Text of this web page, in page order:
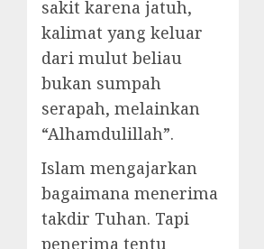
sakit karena jatuh,
kalimat yang keluar
dari mulut beliau
bukan sumpah
serapah, melainkan
“Alhamdulillah”.
Islam mengajarkan
bagaimana menerima
takdir Tuhan. Tapi
penerima tentu